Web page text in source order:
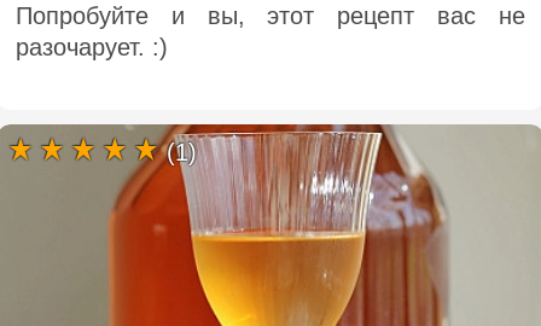
Попробуйте и вы, этот рецепт вас не
разочарует. :)
(1)